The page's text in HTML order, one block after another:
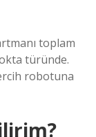
toplam
türünde.
robotuna